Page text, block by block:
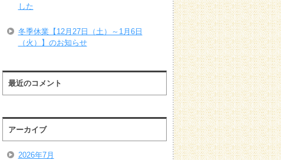
した
冬季休業【12月27日（土）～1月6日
（火）】のお知らせ
最近のコメント
アーカイブ
2026年7月